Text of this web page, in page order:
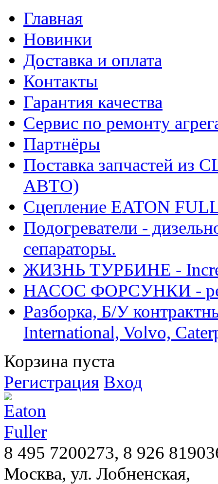
Главная
Новинки
Доставка и оплата
Контакты
Гарантия качества
Сервис по ремонту
Партнёры
Поставка запчастей
АВТО)
Сцепление EATON
Подогреватели -
сепараторы.
ЖИЗНЬ ТУРБИНЕ -
НАСОС ФОРСУНКИ -
Разборка, Б/У
International, Volvo,
Корзина пуста
Регистрация Вход
8 495 7200273, 8 926
Москва, ул. Лобненская,